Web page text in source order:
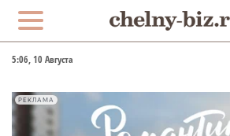
5:06, 10 Августа
РЕКЛАМА